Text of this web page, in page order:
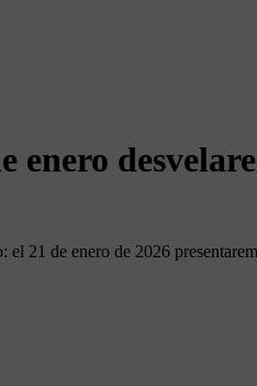
enero
el 21 de enero de 2026